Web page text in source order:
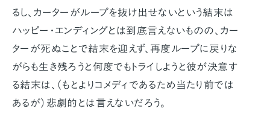
るし、カーターがループを抜け出せないという結末は
ハッピー・エンディングとは到底言えないものの、カー
ターが死ぬことで結末を迎えず、再度ループに戻りな
がらも生き残ろうと何度でもトライしようと彼が決意す
る結末は、（もとよりコメディであるため当たり前では
あるが）悲劇的とは言えないだろう。